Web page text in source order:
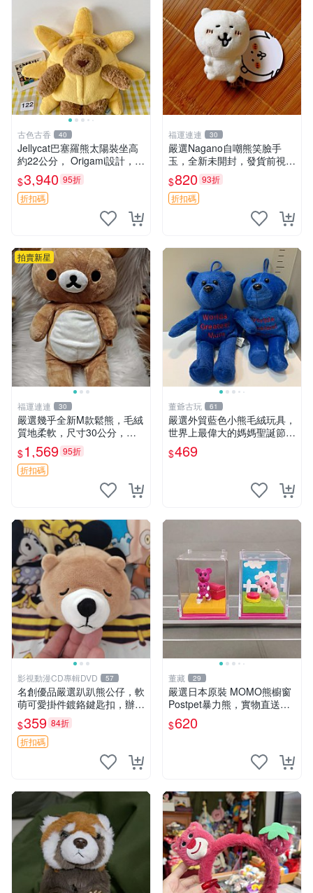
古色古香 40
Jellycat巴塞羅熊太陽裝坐高
約22公分， Origami設計，來
自越南。嚴選 Recommendat
ion！巴塞羅、 Origami熊、J
elly
$3,940 95折
折扣碼
福運連連 30
嚴選Nagano自嘲熊笑臉手
玉，全新未開封，發貨前視頻
確認，海南 廣西 貴州 嚴選N
agano自嘲熊笑臉手玉，全新
未開封，發貨前視頻確認，四
$820 93折
折扣碼
拍賣新星
福運連連 30
嚴選幾乎全新M款鬆熊，毛絨
質地柔軟，尺寸30公分，做
工精緻可愛，適合收藏或贈送
親友。中古使用痕跡，手感依
然優良。 鬆熊 嬰熊 毛玩偶
$1,569 95折
折扣碼
董爺古玩 61
嚴選外貿藍色小熊毛絨玩具，
世界上最偉大的媽媽聖誕節推
薦禮物 五角星 兒童玩具 母親
節
$469
影視動漫CD專輯DVD 57
名創優品嚴選趴趴熊公仔，軟
萌可愛掛件鍍鉻鍵匙扣，辦公
放松好選擇 趴趴熊 鍍鉻鍵匙
扣 萬用掛件
$359 84折
折扣碼
董藏 29
嚴選日本原裝 MOMO熊櫥窗
Postpet暴力熊，實物直送新
臺灣。MOMO熊 暴力熊 熊貓
櫥窗
$620